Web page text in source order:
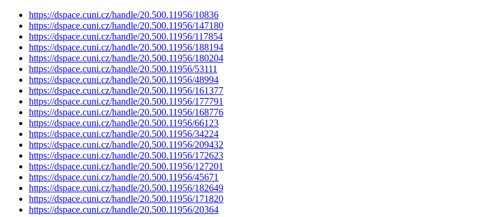
https://dspace.cuni.cz/handle/20.500.11956/10836
https://dspace.cuni.cz/handle/20.500.11956/147180
https://dspace.cuni.cz/handle/20.500.11956/117854
https://dspace.cuni.cz/handle/20.500.11956/188194
https://dspace.cuni.cz/handle/20.500.11956/180204
https://dspace.cuni.cz/handle/20.500.11956/53111
https://dspace.cuni.cz/handle/20.500.11956/48994
https://dspace.cuni.cz/handle/20.500.11956/161377
https://dspace.cuni.cz/handle/20.500.11956/177791
https://dspace.cuni.cz/handle/20.500.11956/168776
https://dspace.cuni.cz/handle/20.500.11956/66123
https://dspace.cuni.cz/handle/20.500.11956/34224
https://dspace.cuni.cz/handle/20.500.11956/209432
https://dspace.cuni.cz/handle/20.500.11956/172623
https://dspace.cuni.cz/handle/20.500.11956/127201
https://dspace.cuni.cz/handle/20.500.11956/45671
https://dspace.cuni.cz/handle/20.500.11956/182649
https://dspace.cuni.cz/handle/20.500.11956/171820
https://dspace.cuni.cz/handle/20.500.11956/20364